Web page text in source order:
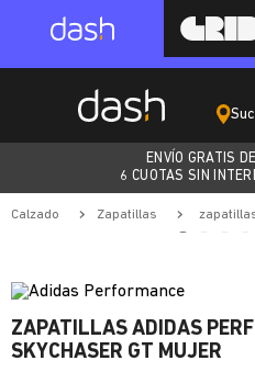
ENVÍO GRATIS
6 CUOTAS SIN
calzado zapatillas zapatillas
ZAPATILLAS ADIDAS
SKYCHASER GT MUJER